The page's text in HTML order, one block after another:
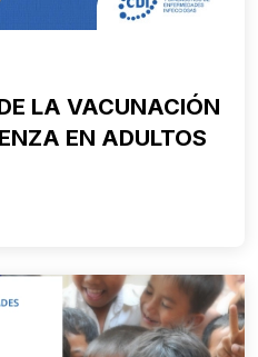
LA VACUNACIÓN
EN ADULTOS